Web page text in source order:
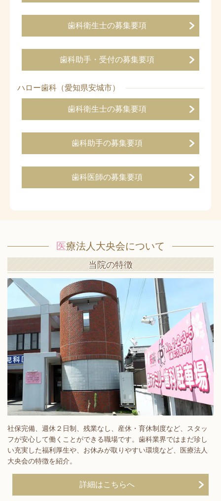
歯科衛生士の募集要項
歯科助手・受付の募集要項
ハロー歯科（愛知県安城市）
歯科衛生士の募集要項
歯科助手の募集要項
歯科医師の募集要項
医療法人大央会について
当院の特徴
社保完備、週休２日制、残業なし、産休・育休制度など、スタッ
フが安心して働くことができる職場です。歯科業界ではまだ珍し
い充実した福利厚生や、お休みが取りやすい環境など、医療法人
大央会の特徴を紹介。
詳細はこちらへ